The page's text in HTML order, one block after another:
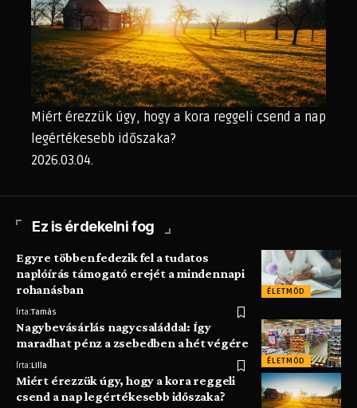
Miért érezzük úgy, hogy a kora reggeli csend a nap
legértékesebb időszaka?
2026.03.04.
Ez is érdekelni fog
ÉLETMÓD
Egyre többen fedezik fel a tudatos
naplóírás támogató erejét a mindennapi
rohanásban
Írta:Tamás
ÉLETMÓD
Nagybevásárlás nagycsaláddal: Így
maradhat pénz a zsebedben a hét végére
Írta:LIlla
Miért érezzük úgy, hogy a kora reggeli
csend a nap legértékesebb időszaka?